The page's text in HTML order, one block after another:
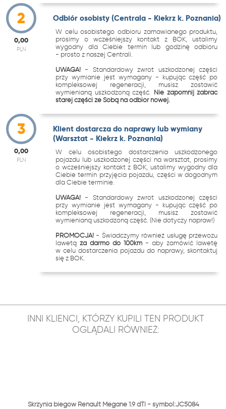
2
0,00
PLN
Odbiór osobisty (Centrala - Kiekrz k. Poznania)
W celu osobistego odbioru zamawianego produktu,
prosimy o wcześniejszy kontakt z BOK, ustalimy
wygodny dla Ciebie termin lub godzinę odbioru
- prosto z naszej Centrali.
UWAGA! - Standardowy zwrot uszkodzonej części
przy wymianie jest wymagany - kupując część po
kompleksowej regeneracji, musisz zostawić
wymienianą uszkodzoną część. Nie zapomnij zabrać
starej części ze Sobą na odbiór nowej.
3
0,00
PLN
Klient dostarcza do naprawy lub wymiany
(Warsztat - Kiekrz k. Poznania)
W celu osobistego dostarczenia uszkodzonego
pojazdu lub uszkodzonej części na warsztat, prosimy
o wcześniejszy kontakt z BOK, ustalimy wygodny dla
Ciebie termin przyjęcia pojazdu, części w dogodnym
dla Ciebie terminie.
UWAGA! - Standardowy zwrot uszkodzonej części
przy wymianie jest wymagany - kupując część po
kompleksowej regeneracji, musisz zostawić
wymienianą uszkodzoną część. (Nie dotyczy napraw!)
PROMOCJA! - Świadczymy również usługę przewozu
lawetąza darmo do 100km - aby zamówić lawetę
w celu dostarczenia pojazdu do naprawy, skontaktuj
się z BOK.
INNI KLIENCI, KTÓRZY KUPILI TEN PRODUKT
OGLĄDALI RÓWNIEŻ:
Skrzynia biegów Renault Megane 1.9 dTi - symbol:JC5084